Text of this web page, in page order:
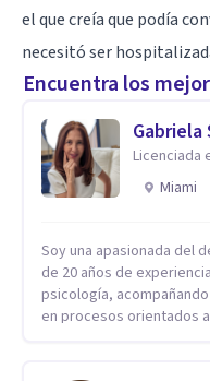
el que creía que podía
necesitó ser
Encuentra los
Licenciada
Miami
Soy una apasionada del
de 20 años de
psicología,
en procesos orientados